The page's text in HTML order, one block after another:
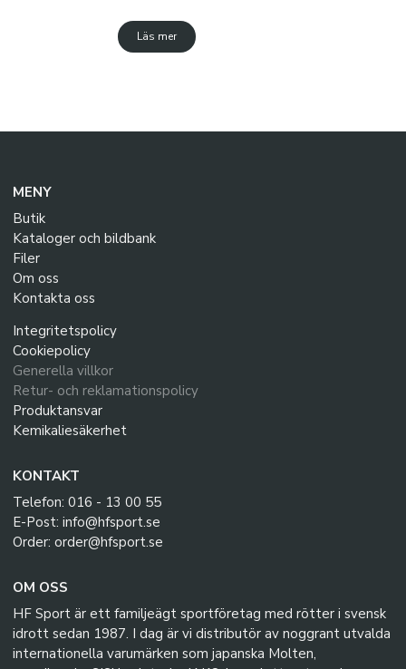
Läs mer
MENY
Butik
Kataloger och bildbank
Filer
Om oss
Kontakta oss
Integritetspolicy
Cookiepolicy
Generella villkor
Retur- och reklamationspolicy
Produktansvar
Kemikaliesäkerhet
KONTAKT
Telefon: 016 - 13 00 55
E-Post: info@hfsport.se
Order: order@hfsport.se
OM OSS
HF Sport är ett familjeägt sportföretag med rötter i svensk
idrott sedan 1987. I dag är vi distributör av noggrant utvalda
internationella varumärken som japanska Molten,